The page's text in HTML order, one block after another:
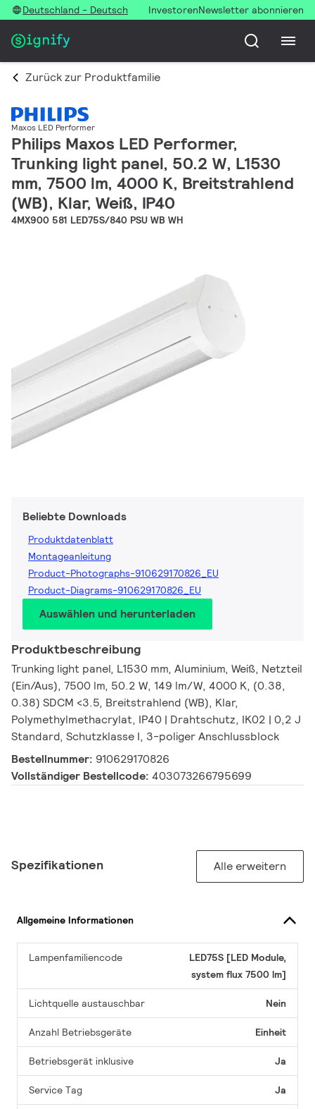
Deutschland - Deutsch InvestorenNewsletter abonnieren
Zurück zur Produktfamilie
Maxos LED Performer
Philips Maxos LED Performer,
Trunking light panel, 50.2 W, L1530
mm, 7500 lm, 4000 K, Breitstrahlend
(WB), Klar, Weiß, IP40
4MX900 581 LED75S/840 PSU WB WH
Beliebte Downloads
Produktdatenblatt
Montageanleitung
Product-Photographs-910629170826_EU
Product-Diagrams-910629170826_EU
Auswählen und herunterladen
Produktbeschreibung
Trunking light panel, L1530 mm, Aluminium, Weiß, Netzteil
(Ein/Aus), 7500 lm, 50.2 W, 149 lm/W, 4000 K, (0.38,
0.38) SDCM <3.5, Breitstrahlend (WB), Klar,
Polymethylmethacrylat, IP40 | Drahtschutz, IK02 | 0,2 J
Standard, Schutzklasse I, 3-poliger Anschlussblock
Bestellnummer: 910629170826
Vollständiger Bestellcode: 403073266795699
Spezifikationen Alle erweitern
Allgemeine Informationen
Lampenfamiliencode
LED75S [LED Module,
system flux 7500 lm]
Lichtquelle austauschbar Nein
Anzahl Betriebsgeräte Einheit
Betriebsgerät inklusive Ja
Service Tag Ja